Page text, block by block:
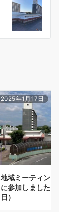
2025年1月17日
地域ミーティン
に参加しました
日）